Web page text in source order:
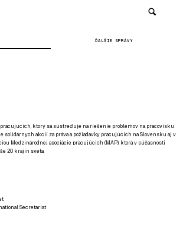
ĎALŠIE SPRÁVY
ktorý sa sústreďuje na riešenie problémov na pracovisku
solidárnych akcií za práva a požiadavky pracujúcich na Slovensku aj v
Medzinárodnej asociácie pracujúcich (MAP), ktorá v súčasnosti
20 krajín sveta.
Secretariat